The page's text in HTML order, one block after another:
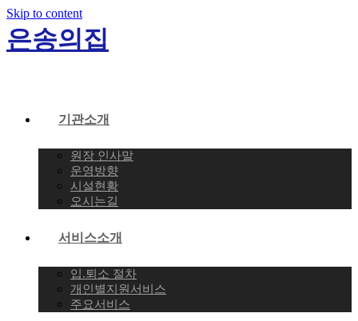
Skip to content
은송의집
기관소개
원장 인사말
운영방향
시설현황
오시는길
서비스소개
입.퇴소 절차
개인별지원서비스
주요서비스